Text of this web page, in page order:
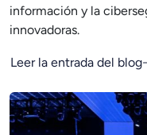
información y la
innovadoras.
Leer la entrada del blog